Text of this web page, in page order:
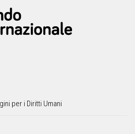
per i Diritti Umani